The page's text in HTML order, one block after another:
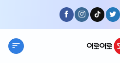
content